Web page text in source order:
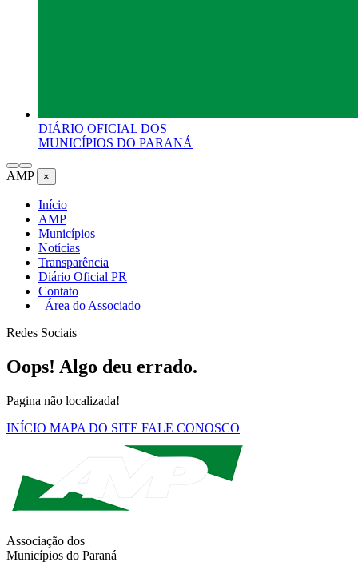
DIÁRIO OFICIAL DOS
MUNICÍPIOS DO PARANÁ
AMP ×
Início
AMP
Municípios
Notícias
Transparência
Diário Oficial PR
Contato
Área do Associado
Redes Sociais
Oops! Algo deu errado.
Pagina não localizada!
INÍCIO MAPA DO SITE FALE CONOSCO
Associação dos
Municípios do Paraná